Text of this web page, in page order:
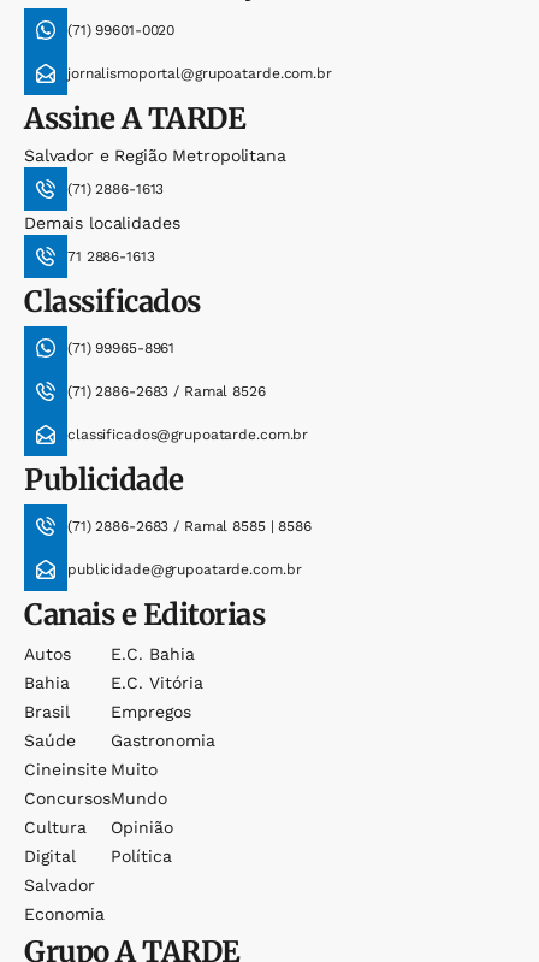
(71) 99601-0020
jornalismoportal@grupoatarde.com.br
AssineA TARDE
Salvador e Região Metropolitana
(71) 2886-1613
Demais localidades
71 2886-1613
Classificados
(71) 99965-8961
(71) 2886-2683 / Ramal 8526
classificados@grupoatarde.com.br
Publicidade
(71) 2886-2683 / Ramal 8585 | 8586
publicidade@grupoatarde.com.br
Canais e Editorias
Autos
Bahia
Brasil
Saúde
Cineinsite
Concursos
Cultura
Digital
Salvador
Economia
E.c. Bahia
E.c. Vitória
Empregos
Gastronomia
Muito
Mundo
Opinião
Política
GrupoA TARDE